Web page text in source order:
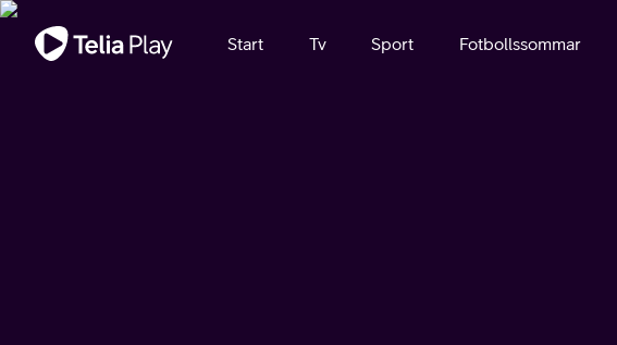
Viktigt meddelande
Start Tv Sport Fotbollssommar